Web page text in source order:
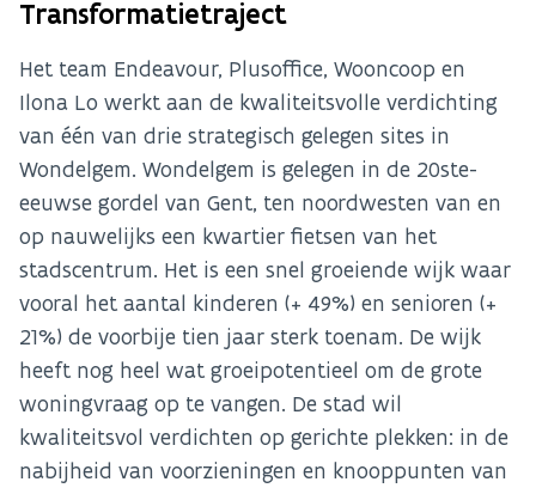
Transformatietraject
Het team Endeavour, Plusoffice, Wooncoop en
Ilona Lo werkt aan de kwaliteitsvolle verdichting
van één van drie strategisch gelegen sites in
Wondelgem. Wondelgem is gelegen in de 20ste-
eeuwse gordel van Gent, ten noordwesten van en
op nauwelijks een kwartier fietsen van het
stadscentrum. Het is een snel groeiende wijk waar
vooral het aantal kinderen (+ 49%) en senioren (+
21%) de voorbije tien jaar sterk toenam. De wijk
heeft nog heel wat groeipotentieel om de grote
woningvraag op te vangen. De stad wil
kwaliteitsvol verdichten op gerichte plekken: in de
nabijheid van voorzieningen en knooppunten van